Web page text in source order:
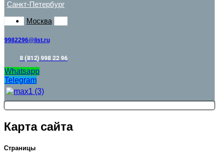
Санкт-Петербург
Москва
9982296@list.ru
8 (812) 998 22 96
Whatsapp
Telegram
Карта сайта
Страницы